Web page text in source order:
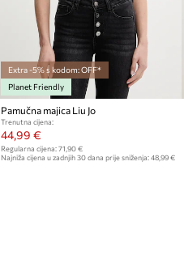
Extra -5% s kodom: OFF*
Planet Friendly
Pamučna majica Liu Jo
Trenutna cijena:
44,99 €
Regularna cijena:71,90 €
Najniža cijena u zadnjih 30 dana prije sniženja:48,99 €